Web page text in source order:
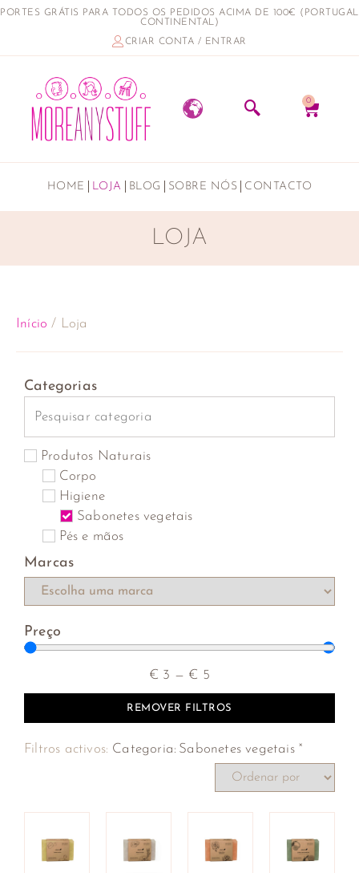
PORTES GRÁTIS PARA TODOS OS PEDIDOS ACIMA DE 100€ (PORTUGAL
CONTINENTAL)
CRIAR CONTA / ENTRAR
0
HOME LOJA BLOG SOBRE NÓS CONTACTO
LOJA
Início / Loja
Categorias
Produtos Naturais
Corpo
Higiene
Sabonetes vegetais
Pés e mãos
Marcas
Preço
€ 3 — € 5
REMOVER FILTROS
Filtros activos: Categoria: Sabonetes vegetais ×